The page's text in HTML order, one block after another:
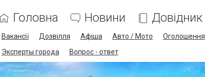
Головна Новини Довідник
Вакансії Дозвілля Афіша Авто / Мото Оголошення
Эксперты города
Вопрос - ответ